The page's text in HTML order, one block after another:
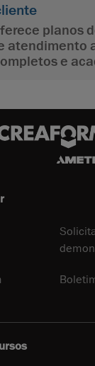
planos
atendimento
e